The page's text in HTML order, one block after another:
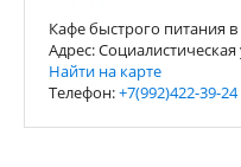
Кафе быстрого питания
Адрес:
Найти на карте
Телефон:+7(992)422-39-24